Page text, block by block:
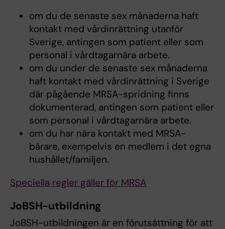
om du de senaste sex månaderna haft
kontakt med vårdinrättning utanför
Sverige, antingen som patient eller som
personal i vårdtagarnära arbete.
om du under de senaste sex månaderna
haft kontakt med vårdinrättning i Sverige
där pågående MRSA-spridning finns
dokumenterad, antingen som patient eller
som personal i vårdtagarnära arbete.
om du har nära kontakt med MRSA-
bärare, exempelvis en medlem i det egna
hushållet/familjen.
Speciella regler gäller för MRSA
JoBSH-utbildning
JoBSH-utbildningen är en förutsättning för att